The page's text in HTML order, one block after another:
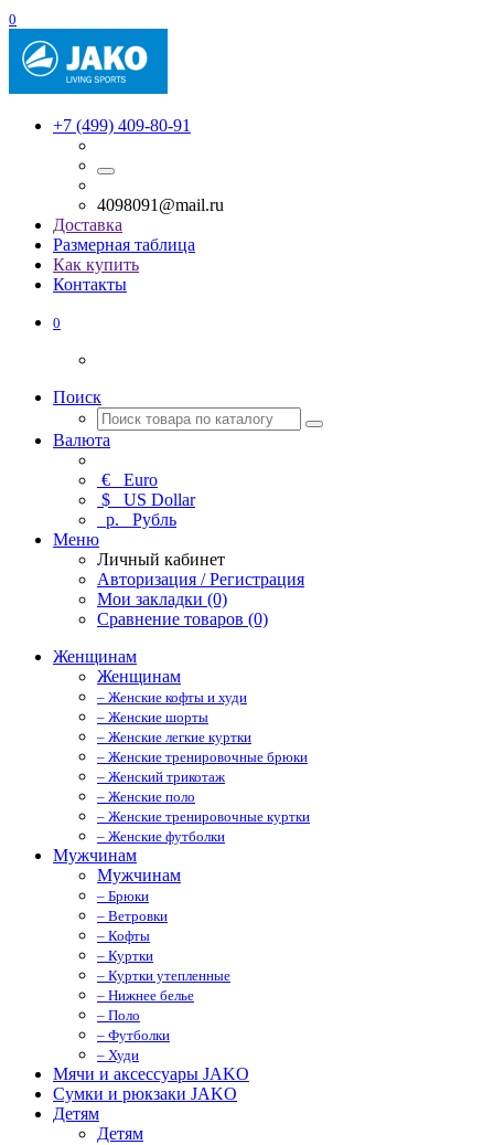
0
+7 (499) 409-80-91
4098091@mail.ru
Доставка
Размерная таблица
Как купить
Контакты
0
Поиск
Валюта
€ Euro
$ US Dollar
р. Рубль
Меню
Личный кабинет
Авторизация / Регистрация
Мои закладки (0)
Сравнение товаров (0)
Женщинам
Женщинам
– Женские кофты и худи
– Женские шорты
– Женские легкие куртки
– Женские тренировочные брюки
– Женский трикотаж
– Женские поло
– Женские тренировочные куртки
– Женские футболки
Мужчинам
Мужчинам
– Брюки
– Ветровки
– Кофты
– Куртки
– Куртки утепленные
– Нижнее белье
– Поло
– Футболки
– Худи
Мячи и аксессуары JAKO
Сумки и рюкзаки JAKO
Детям
Детям